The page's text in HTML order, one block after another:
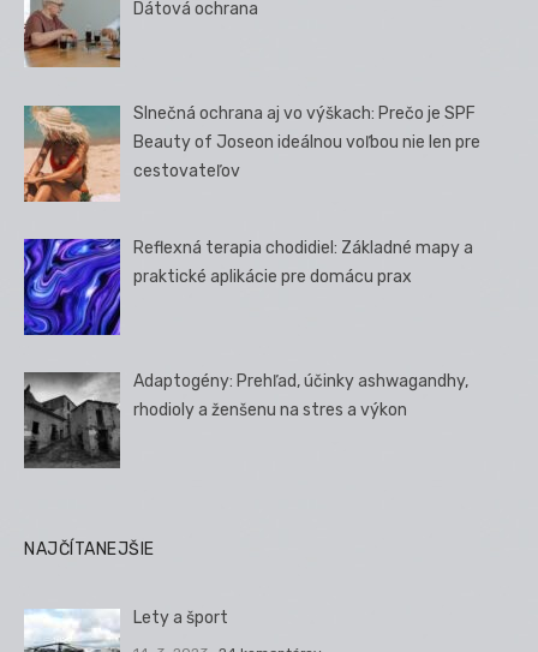
Dátová ochrana
Slnečná ochrana aj vo výškach: Prečo je SPF
Beauty of Joseon ideálnou voľbou nie len pre
cestovateľov
Reflexná terapia chodidiel: Základné mapy a
praktické aplikácie pre domácu prax
Adaptogény: Prehľad, účinky ashwagandhy,
rhodioly a ženšenu na stres a výkon
NAJČÍTANEJŠIE
Lety a šport